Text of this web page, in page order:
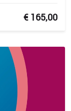
€ 165,00